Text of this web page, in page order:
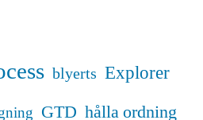
blyerts Explorer
GTD hålla ordning